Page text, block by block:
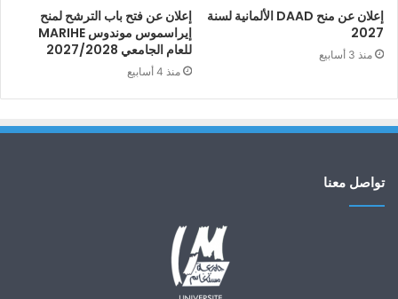
إعلان عن منح DAAD الألمانية لسنة
2027
منذ 3 أسابيع
إعلان عن فتح باب الترشح لمنح
إيراسموس موندوس MARIHE
للعام الجامعي 2027/2028
منذ 4 أسابيع
تواصل معنا